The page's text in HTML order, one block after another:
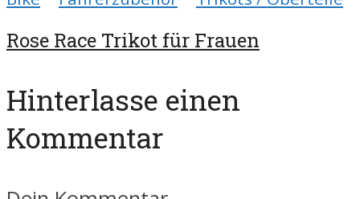
Rose Race Trikot für Frauen
Hinterlasse einen
Kommentar